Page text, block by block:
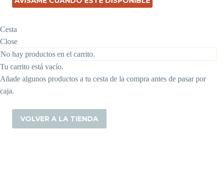
Cesta
Close
No hay productos en el carrito.
Tu carrito está vacío.
Añade algunos productos a tu cesta de la compra antes de pasar por
caja.
VOLVER A LA TIENDA